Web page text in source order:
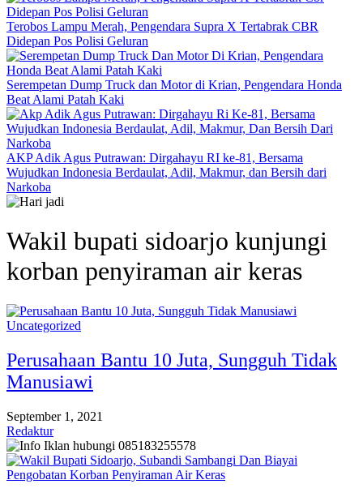
Terobos Lampu Merah, Pengendara Supra X Tertabrak CBR
Didepan Pos Polisi Geluran
Serempetan Dump Truck dan Motor di Krian, Pengendara Honda
Beat Alami Patah Kaki
AKP Adik Agus Putrawan: Dirgahayu RI ke-81, Bersama
Wujudkan Indonesia Berdaulat, Adil, Makmur, dan Bersih dari
Narkoba
Wakil bupati sidoarjo kunjungi
korban penyiraman air keras
Uncategorized
Perusahaan Bantu 10 Juta, Sungguh Tidak
Manusiawi
September 1, 2021
Redaktur